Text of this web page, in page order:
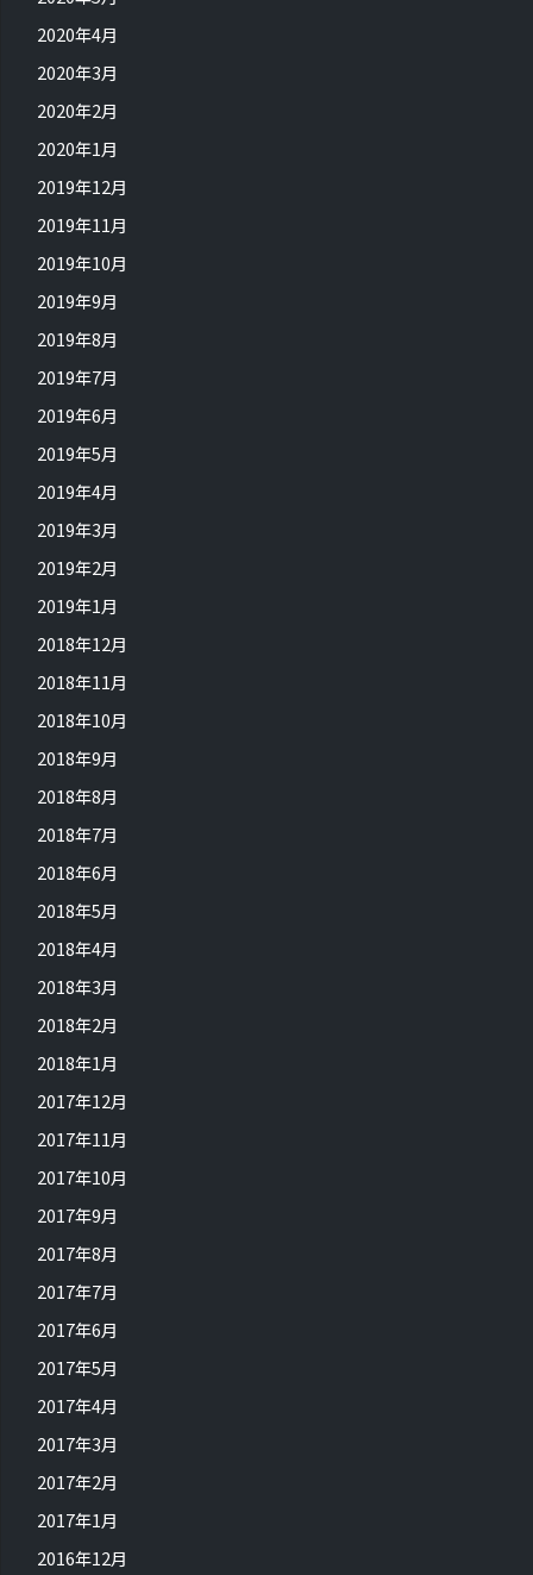
2020年4月
2020年3月
2020年2月
2020年1月
2019年12月
2019年11月
2019年10月
2019年9月
2019年8月
2019年7月
2019年6月
2019年5月
2019年4月
2019年3月
2019年2月
2019年1月
2018年12月
2018年11月
2018年10月
2018年9月
2018年8月
2018年7月
2018年6月
2018年5月
2018年4月
2018年3月
2018年2月
2018年1月
2017年12月
2017年11月
2017年10月
2017年9月
2017年8月
2017年7月
2017年6月
2017年5月
2017年4月
2017年3月
2017年2月
2017年1月
2016年12月